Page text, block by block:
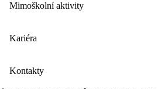
Mimoškolní aktivity
Kariéra
Kontakty